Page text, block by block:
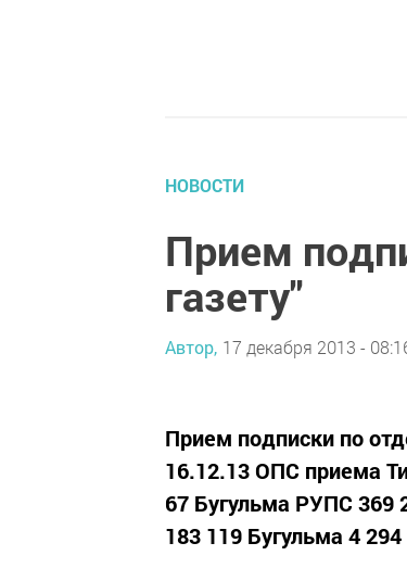
НОВОСТИ
Прием
газету"
Автор, 17 декабря 2013 -
Прием подписки по
16.12.13 ОПС приема
67 Бугульма РУПС 369
183 119 Бугульма 4